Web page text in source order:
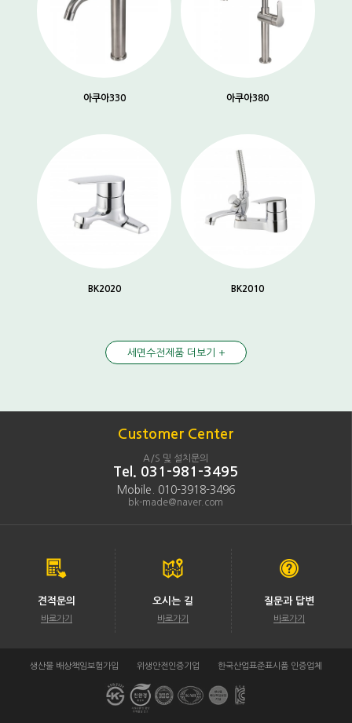
아쿠아330 아쿠아380
BK2020 BK2010
세면수전제품 더보기 +
Customer Center
A/S 및 설치문의
Tel. 031-981-3495
Mobile. 010-3918-3496
bk-made@naver.com
견적문의
바로가기
오시는 길
바로가기
질문과 답변
바로가기
생산물 배상책임보험가입 위생안전인증기업 한국산업표준표시품 인증업체